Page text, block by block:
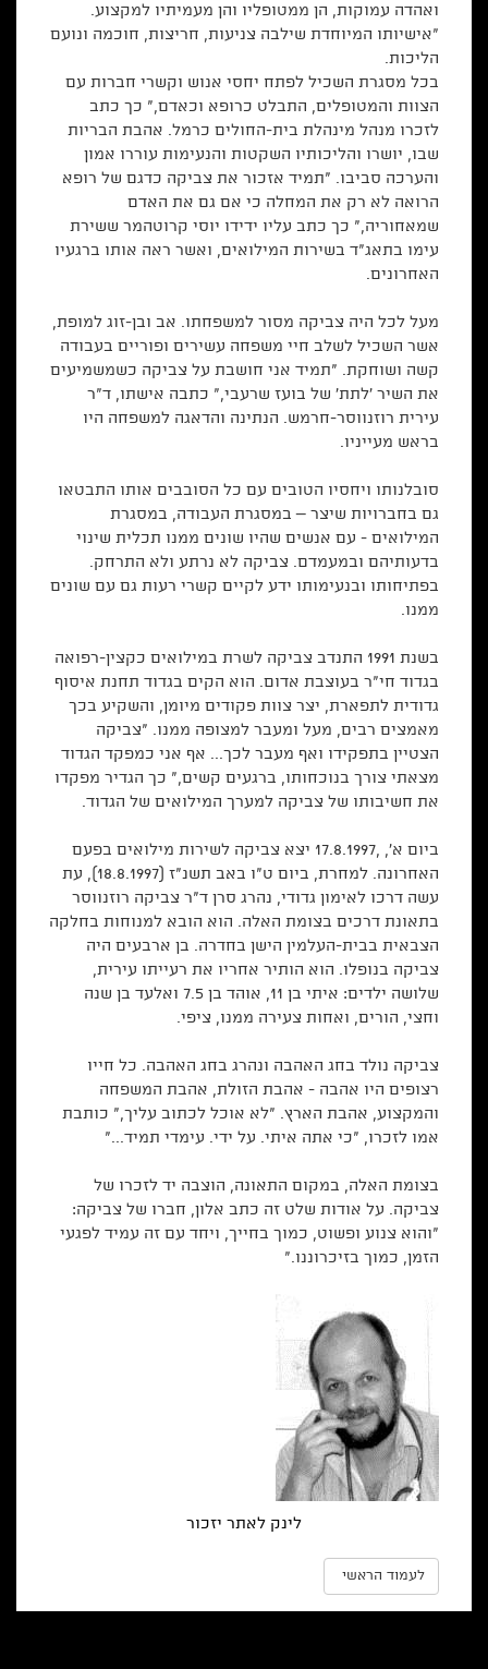
ואהדה עמוקות, הן ממטופליו והן מעמיתיו למקצוע.
"אישיותו המיוחדת שילבה צניעות, חריצות, חוכמה ונועם
הליכות.
בכל מסגרת השכיל לפתח יחסי אנוש וקשרי חברות עם
הצוות והמטופלים, התבלט כרופא וכאדם," כך כתב
לזכרו מנהל מינהלת בית-החולים כרמל. אהבת הבריות
שבו, יושרו והליכותיו השקטות והנעימות עוררו אמון
והערכה סביבו. "תמיד אזכור את צביקה כדגם של רופא
הרואה לא רק את המחלה כי אם גם את האדם
שמאחוריה," כך כתב עליו ידידו יוסי קרוטהמר ששירת
עימו בתאג"ד בשירות המילואים, ואשר ראה אותו ברגעיו
האחרונים.
מעל לכל היה צביקה מסור למשפחתו. אב ובן-זוג למופת,
אשר השכיל לשלב חיי משפחה עשירים ופוריים בעבודה
קשה ושוחקת. "תמיד אני חושבת על צביקה כשמשמיעים
את השיר 'לתת' של בועז שרעבי," כתבה אישתו, ד"ר
עירית רוזנווסר-חרמש. הנתינה והדאגה למשפחה היו
בראש מעייניו.
סובלנותו ויחסיו הטובים עם כל הסובבים אותו התבטאו
גם בחברויות שיצר – במסגרת העבודה, במסגרת
המילואים - עם אנשים שהיו שונים ממנו תכלית שינוי
בדעותיהם ובמעמדם. צביקה לא נרתע ולא התרחק.
בפתיחותו ובנעימותו ידע לקיים קשרי רעות גם עם שונים
ממנו.
בשנת 1991 התנדב צביקה לשרת במילואים כקצין-רפואה
בגדוד חי"ר בעוצבת אדום. הוא הקים בגדוד תחנת איסוף
גדודית לתפארת, יצר צוות פקודים מיומן, והשקיע בכך
מאמצים רבים, מעל ומעבר למצופה ממנו. "צביקה
הצטיין בתפקידו ואף מעבר לכך... אף אני כמפקד הגדוד
מצאתי צורך בנוכחותו, ברגעים קשים," כך הגדיר מפקדו
את חשיבותו של צביקה למערך המילואים של הגדוד.
ביום א', ,17.8.1997 יצא צביקה לשירות מילואים בפעם
האחרונה. למחרת, ביום ט"ו באב תשנ"ז (18.8.1997), עת
עשה דרכו לאימון גדודי, נהרג סרן ד"ר צביקה רוזנווסר
בתאונת דרכים בצומת האלה. הוא הובא למנוחות בחלקה
הצבאית בבית-העלמין הישן בחדרה. בן ארבעים היה
צביקה בנופלו. הוא הותיר אחריו את רעייתו עירית,
שלושה ילדים: איתי בן 11, אוהד בן 7.5 ואלעד בן שנה
וחצי, הורים, ואחות צעירה ממנו, ציפי.
צביקה נולד בחג האהבה ונהרג בחג האהבה. כל חייו
רצופים היו אהבה - אהבת הזולת, אהבת המשפחה
והמקצוע, אהבת הארץ. "לא אוכל לכתוב עליך," כותבת
אמו לזכרו, "כי אתה איתי. על ידי. עימדי תמיד..."
בצומת האלה, במקום התאונה, הוצבה יד לזכרו של
צביקה. על אודות שלט זה כתב אלון, חברו של צביקה:
"והוא צנוע ופשוט, כמוך בחייך, ויחד עם זה עמיד לפגעי
הזמן, כמוך בזיכרוננו."
לינק לאתר יזכור
לעמוד הראשי